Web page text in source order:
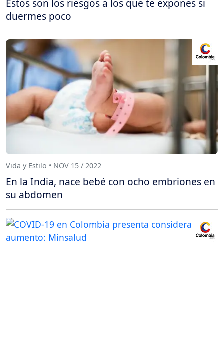
Estos son los riesgos a los que te expones si
duermes poco
Vida y Estilo • NOV 15 / 2022
En la India, nace bebé con ocho embriones en
su abdomen